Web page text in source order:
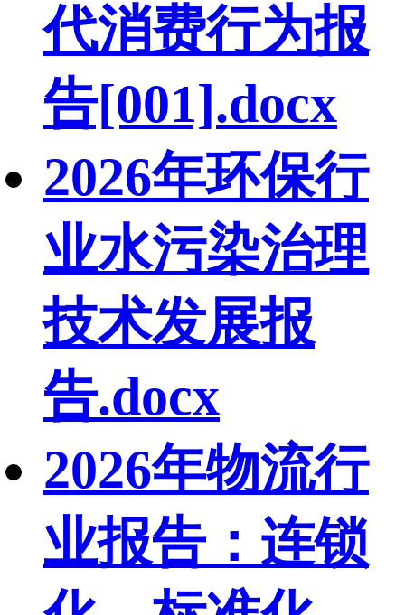
代消费行为报
告[001].docx
2026年环保行
业水污染治理
技术发展报
告.docx
2026年物流行
业报告：连锁